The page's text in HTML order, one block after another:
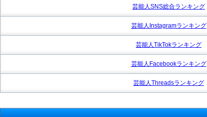
芸能人SNS総合ランキング
芸能人Instagramランキング
芸能人TikTokランキング
芸能人Facebookランキング
芸能人Threadsランキング